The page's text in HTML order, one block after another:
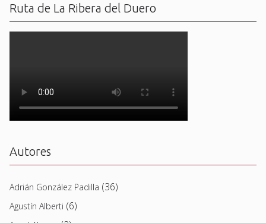
Ruta de La Ribera del Duero
Autores
Adrián González Padilla (36)
Agustín Alberti (6)